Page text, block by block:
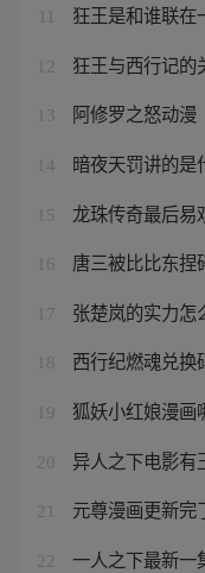
狂王是和谁联在
12 狂王与西行记的
13 阿修罗之怒动漫
14 暗夜天罚讲的是
15 龙珠传奇最后易
16 唐三被比比东捏
17 张楚岚的实力怎
18 西行纪燃魂兑换
19 狐妖小红娘漫画
20 异人之下电影有
21 元尊漫画更新完
22 一人之下最新一